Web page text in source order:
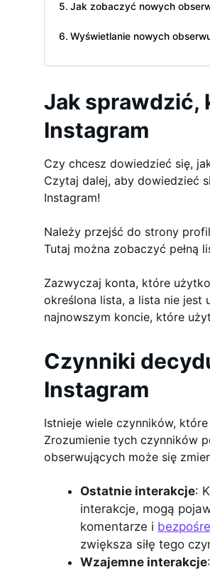
Jak zobaczyć nowych
Wyświetlanie nowych
Jak sprawdzić,
Instagram
Czy chcesz dowiedzieć się,
Czytaj dalej, aby dowiedzieć
Instagram!
Należy przejść do strony
Tutaj można zobaczyć pełną
Zazwyczaj konta, które
określona lista, a lista nie
najnowszym koncie, które
Czynniki
Instagram
Istnieje wiele czynników,
Zrozumienie tych czynników
obserwujących może się
Ostatnie interakcje:
interakcje, mogą
komentarze i
zwiększa siłę tego
Wzajemne interakcje